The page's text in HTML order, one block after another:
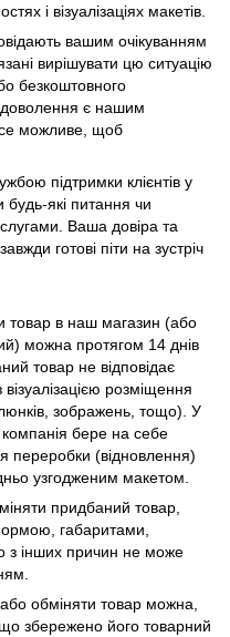
і візуалізаціях макетів.
вашим очікуванням
вирішувати цю ситуацію
безкоштовного
є нашим
можливе, щоб
підтримки клієнтів у
які питання чи
Ваша довіра та
готові піти на зустріч
товар в наш магазин (або
можна протягом 14 днів
товар не відповідає
розміщення
зображень, тощо). У
компанія бере на себе
переробки (відновлення)
узгодженим макетом.
придбаний товар,
габаритами,
з інших причин не може
обміняти товар можна,
збережено його товарний